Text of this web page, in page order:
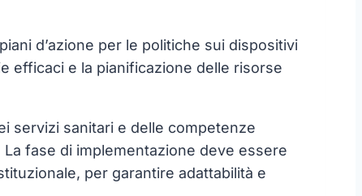
d’azione per le politiche sui dispositivi
efficaci e la pianificazione delle risorse
servizi sanitari e delle competenze
fase di implementazione deve essere
per garantire adattabilità e